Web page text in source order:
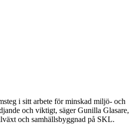
i sitt arbete för minskad miljö- och
och viktigt, säger Gunilla Glasare,
och samhällsbyggnad på SKL.